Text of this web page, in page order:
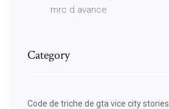
mrc d avance
Category
Code de triche de gta vice city stories